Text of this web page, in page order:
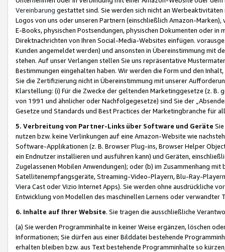
Vereinbarung gestattet sind. Sie werden sich nicht an
Logos von uns oder unseren Partnern (einschließlich Amazon-
E-Books, physischen Postsendungen, physischen Dokumenten oder in
Direktnachrichten von Ihren Social-Media-Websites einfügen.
Kunden angemeldet werden) und ansonsten in Übereinstimmung mit
stehen. Auf unser Verlangen stellen Sie uns repräsentative
Bestimmungen eingehalten haben. Wir werden die Form und den
Sie die Zertifizierung nicht in Übereinstimmung mit unserer
Klarstellung: (i) Für die Zwecke der geltenden Marketinggesetze (z. B.
von 1991 und ähnlicher oder Nachfolgegesetze) sind Sie der
Gesetze und Standards und Best Practices der Marketingbranche für
5. Verbreitung von Partner-Links über Software und Geräte
nutzen bzw. keine Verlinkungen auf eine Amazon-Website wie
Software-Applikationen (z. B. Browser Plug-ins, Browser Helper
ein Endnutzer installieren und ausführen kann) und Geräten,
Zugelassenen Mobilen Anwendungen); oder (b) im Zusammenhang
Satellitenempfangsgeräte, Streaming-Video-Playern, Blu-Ray-
Viera Cast oder Vizio Internet Apps). Sie werden ohne ausdrückliche
Entwicklung von Modellen des maschinellen Lernens oder
6. Inhalte auf Ihrer Website. Sie tragen die ausschließliche
(a) Sie werden Programminhalte in keiner Weise ergänzen, löschen
Informationen; Sie dürfen aus einer Bilddatei bestehende
erhalten bleiben bzw. aus Text bestehende Programminhalte so